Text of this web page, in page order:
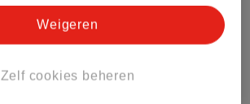
Zelf cookies beheren
Weigeren